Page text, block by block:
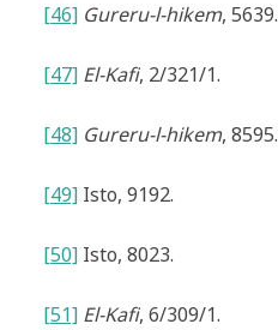
[46] Gureru-l-hikem, 5639.
[47] El-Kafi, 2/321/1.
[48] Gureru-l-hikem, 8595.
[49]Isto, 9192.
[50]Isto, 8023.
[51] El-Kafi, 6/309/1.